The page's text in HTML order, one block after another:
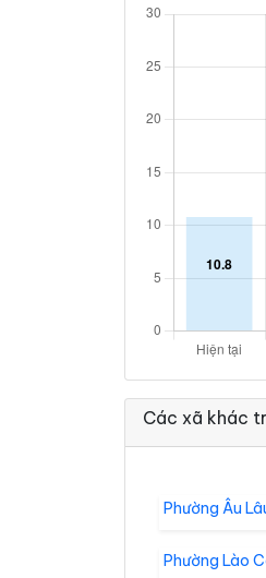
Các xã khác
Phường Âu
Phường Lào